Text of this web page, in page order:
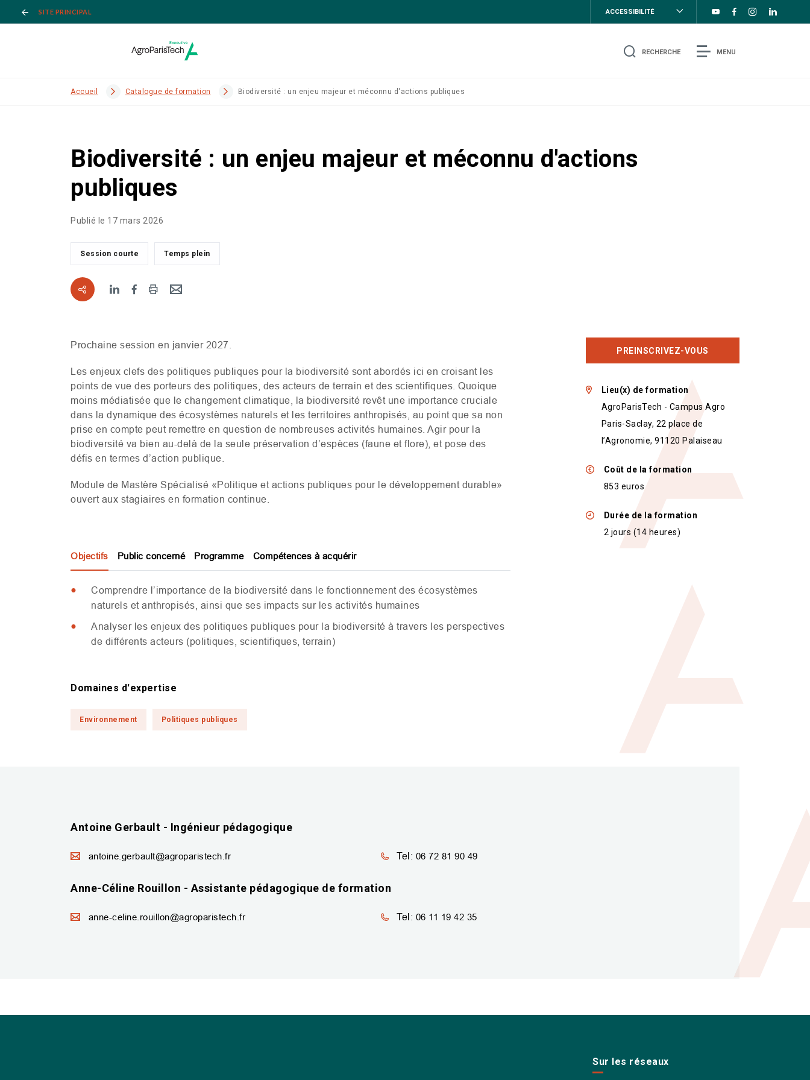
SITE PRINCIPAL ACCESSIBILITÉ
RECHERCHE MENU
Accueil Catalogue de formation Biodiversité : un enjeu majeur et méconnu d'actions publiques
Biodiversité : un enjeu majeur et méconnu d'actions
publiques
Publié le 17 mars 2026
Session courte Temps plein
Prochaine session en janvier 2027.
Les enjeux clefs des politiques publiques pour la biodiversité sont abordés ici en croisant les
points de vue des porteurs des politiques, des acteurs de terrain et des scientifiques. Quoique
moins médiatisée que le changement climatique, la biodiversité revêt une importance cruciale
dans la dynamique des écosystèmes naturels et les territoires anthropisés, au point que sa non
prise en compte peut remettre en question de nombreuses activités humaines. Agir pour la
biodiversité va bien au-delà de la seule préservation d’espèces (faune et flore), et pose des
défis en termes d’action publique.
Module de Mastère Spécialisé «Politique et actions publiques pour le développement durable»
ouvert aux stagiaires en formation continue.
Objectifs Public concerné Programme Compétences à acquérir
Comprendre l’importance de la biodiversité dans le fonctionnement des écosystèmes
naturels et anthropisés, ainsi que ses impacts sur les activités humaines
Analyser les enjeux des politiques publiques pour la biodiversité à travers les perspectives
de différents acteurs (politiques, scientifiques, terrain)
Domaines d'expertise
Environnement Politiques publiques
PREINSCRIVEZ-VOUS
Lieu(x) de formation
AgroParisTech - Campus Agro
Paris-Saclay, 22 place de
l’Agronomie, 91120 Palaiseau
Coût de la formation
853 euros
Durée de la formation
2 jours (14 heures)
Antoine Gerbault - Ingénieur pédagogique
antoine.gerbault@agroparistech.fr Tel: 06 72 81 90 49
Anne-Céline Rouillon - Assistante pédagogique de formation
anne-celine.rouillon@agroparistech.fr Tel: 06 11 19 42 35
Sur les réseaux